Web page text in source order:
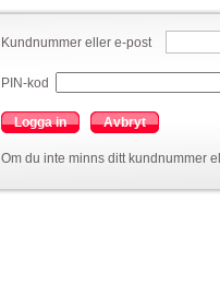
Kundnummer eller e-post
PIN-kod
Logga in Avbryt
Om du inte minns ditt kundnummer